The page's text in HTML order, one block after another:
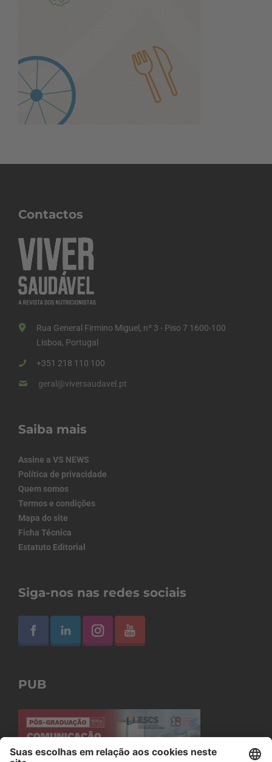
Contactos
Rua General Firmino Miguel, nº 3 - Piso 7 1600-100
Lisboa, Portugal
+351 218 110 100
geral@viversaudavel.pt
Saiba mais
Assine a VS NEWS
Política de privacidade
Quem somos
Termos e condições
Mapa do site
Ficha Técnica
Estatuto Editorial
Siga-nos nas redes sociais
PUB